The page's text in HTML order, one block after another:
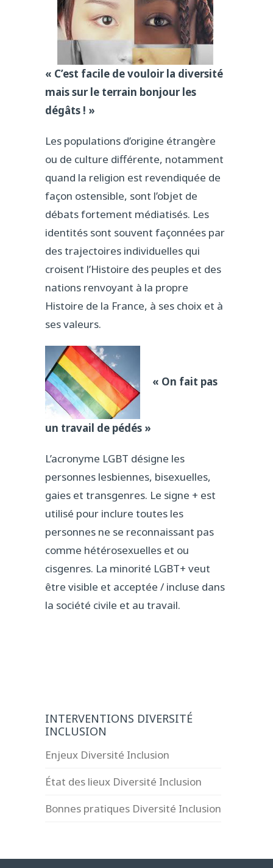
« C’est facile de vouloir la diversité
mais sur le terrain bonjour les
dégâts ! »
Les populations d’origine étrangère
ou de culture différente, notamment
quand la religion est revendiquée de
façon ostensible, sont l’objet de
débats fortement médiatisés. Les
identités sont souvent façonnées par
des trajectoires individuelles qui
croisent l’Histoire des peuples et des
nations renvoyant à la propre
Histoire de la France, à ses choix et à
ses valeurs.
« On fait pas
un travail de pédés »
L’acronyme LGBT désigne les
personnes lesbiennes, bisexuelles,
gaies et transgenres. Le signe + est
utilisé pour inclure toutes les
personnes ne se reconnaissant pas
comme hétérosexuelles et ou
cisgenres. La minorité LGBT+ veut
être visible et acceptée / incluse dans
la société civile et au travail.
INTERVENTIONS DIVERSITÉ
INCLUSION
Enjeux Diversité Inclusion
État des lieux Diversité Inclusion
Bonnes pratiques Diversité Inclusion